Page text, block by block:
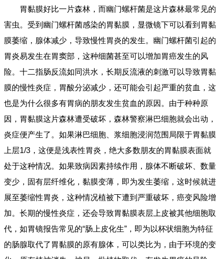
胃黏膜好比一片森林，而幽门螺杆菌是这片森林最常见的
害虫。受到幽门螺杆菌感染的胃黏膜，显微镜下可以看到胃黏
膜萎缩，腺体减少，导致慢性胃炎的发生。幽门螺杆菌引起的
胃炎易发生在胃窦部，这种细菌甚至可以增加胃癌发生的风
险。十二指肠反流如同洪水，长期反流液的刺激可以导致胃黏
膜的慢性炎症，胃酸分泌减少，还可能会引起严重的贫血，这
也是为什么很多有胃病的朋友发生贫血的原因。由于种种原
因，胃黏膜这片森林遭受破坏，森林警察淋巴细胞就会出动，
炎症便产生了。如果淋巴细胞、浆细胞浸润范围局限于胃黏膜
上层1/3，这便是浅表性胃炎，绝大多数朋友的胃黏膜表面就
处于这种情况。如果致病因素持续作用，腺体不断破坏、数量
变少，固有层纤维化，黏膜变薄，即为发生萎缩，这时候就进
展至萎缩性胃炎，这种情况植被下遭到严重破坏，癌变风险增
加。长期的慢性炎症，还会导致胃黏膜表层上皮被其他细胞取
代，如胃镜报告常见的“肠上皮化生”，即为以杯状细胞为特征
的肠腺取代了胃黏膜的原有腺体，可以类比为，由于环境的变